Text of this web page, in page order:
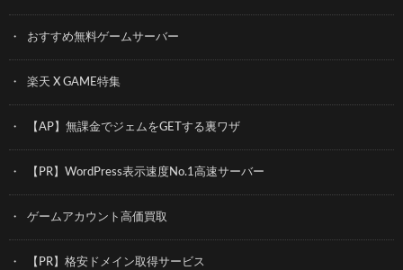
おすすめ無料ゲームサーバー
楽天 X GAME特集
【AP】無課金でジェムをGETする裏ワザ
【PR】WordPress表示速度No.1高速サーバー
ゲームアカウント高価買取
【PR】格安ドメイン取得サービス